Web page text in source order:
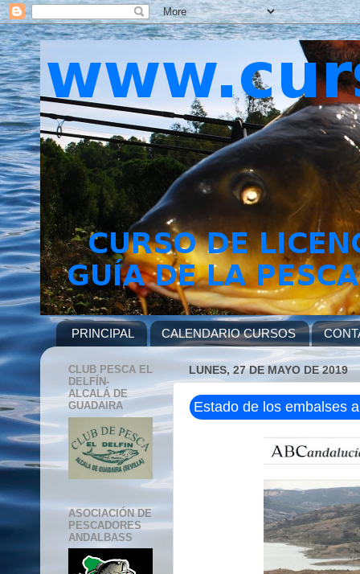
PRINCIPAL CALENDARIO CURSOS
LUNES, 27 DE MAYO DE 2019
Estado de los embalses
CLUB PESCA EL
DELFÍN-
ALCALÁ DE
GUADAIRA
ASOCIACIÓN DE
PESCADORES
ANDALBASS